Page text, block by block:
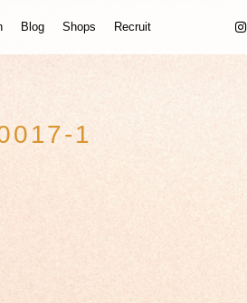
Blog Shops Recruit
1